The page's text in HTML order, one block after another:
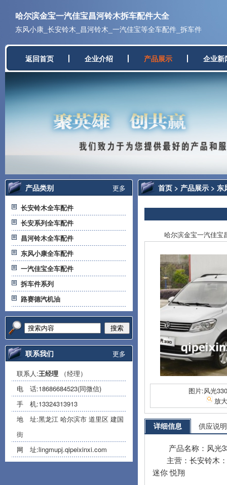
哈尔滨金宝一汽佳宝昌河铃木拆车配件大全
东风小康_长安铃木_昌河铃木_一汽佳宝等全车配件_拆车件
返回首页 企业介绍 产品展示 企业新
更多
产品类别
长安铃木全车配件
长安系列全车配件
昌河铃木全车配件
东风小康全车配件
一汽佳宝全车配件
拆车件系列
路赛德汽机油
搜索
更多
联系我们
联系人:王经理 （经理）
电 话:18686684523(同微信)
手 机:13324313913
地 址:黑龙江 哈尔滨市 道里区 建国
街
网 址:lingmupj.qipeixinxi.com
首页 > 产品展示 > 东
哈尔滨金宝一汽佳宝
图片:风光
放
详细信息 供应说明
产品名称：风光
主营：长安铃木
迷你 悦翔